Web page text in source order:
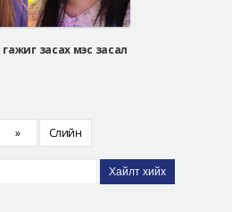
гажиг засах мэс засал
» Сүүлийн
Хайлт хийх